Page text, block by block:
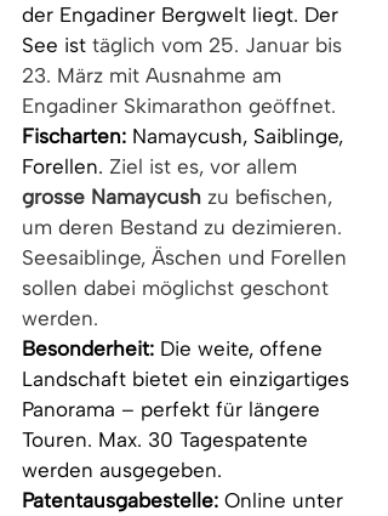
der Engadiner Bergwelt liegt. Der
See ist täglich vom 25. Januar bis
23. März mit Ausnahme am
Engadiner Skimarathon geöffnet.
Fischarten: Namaycush, Saiblinge,
Forellen. Ziel ist es, vor allem
grosse Namaycush zu befischen,
um deren Bestand zu dezimieren.
Seesaiblinge, Äschen und Forellen
sollen dabei möglichst geschont
werden.
Besonderheit: Die weite, offene
Landschaft bietet ein einzigartiges
Panorama – perfekt für längere
Touren. Max. 30 Tagespatente
werden ausgegeben.
Patentausgabestelle: Online unter